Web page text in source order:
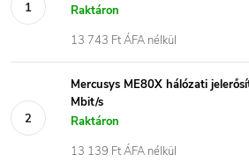
Raktáron
13 743 Ft ÁFA nélkül
Mercusys ME80X hálózati
Mbit/s
Raktáron
13 139 Ft ÁFA nélkül